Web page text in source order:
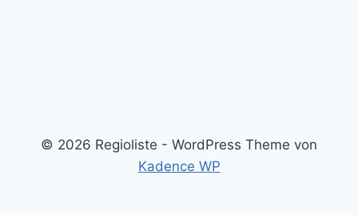
© 2026 Regioliste - WordPress Theme von
Kadence WP